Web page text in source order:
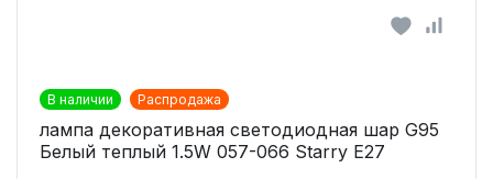
В наличии Распродажа
лампа декоративная светодиодная шар G95
Белый теплый 1.5W 057-066 Starry E27